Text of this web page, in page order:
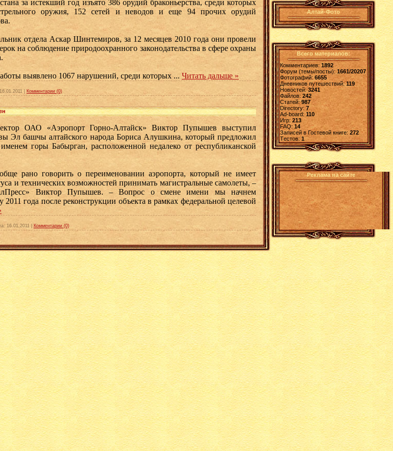
за истекший год изъято 386 орудий браконьерства, среди которых
оружия, 152 сетей и неводов и еще 94 прочих орудий
отдела Аскар Шинтемиров, за 12 месяцев 2010 года они провели
на соблюдение природоохранного законодательства в сфере охраны
выявлено 1067 нарушений, среди которых ... Читать дальше »
16.01.2011 Комментарии (0)
ОАО «Аэропорт Горно-Алтайск» Виктор Пупышев выступил
Эл башчы алтайского народа Бориса Алушкина, который предложил
именем горы Бабырган, расположенной недалеко от республиканской
рано говорить о переименовании аэропорта, который не имеет
и технических возможностей принимать магистральные самолеты, –
Виктор Пупышев. – Вопрос о смене имени мы начнем
2011 года после реконструкции объекта в рамках федеральной целевой
16.01.2011 Комментарии (0)
Алтай-Фото
Всего материалов:
Комментариев: 1892
Форум (темы/посты):1661/20207
Фотографий:6655
Дневников путешествий:119
Новостей:3241
Файлов: 242
Статей:987
Directory: 7
Ad-board:110
Игр: 213
FAQ:14
Записей в Гостевой книге:272
Tестов: 1
Реклама на сайте